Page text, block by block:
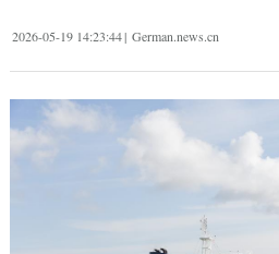
2026-05-19 14:23:44| German.news.cn